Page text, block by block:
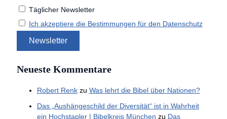
Täglicher Newsletter
Ich akzeptiere die Bestimmungen für den Datenschutz
Neueste Kommentare
Robert Renkzu Was lehrt die Bibel über Nationen?
Das „Aushängeschild der Diversität“ ist in Wahrheit
ein Hochstapler | Bibelkreis München zu Das